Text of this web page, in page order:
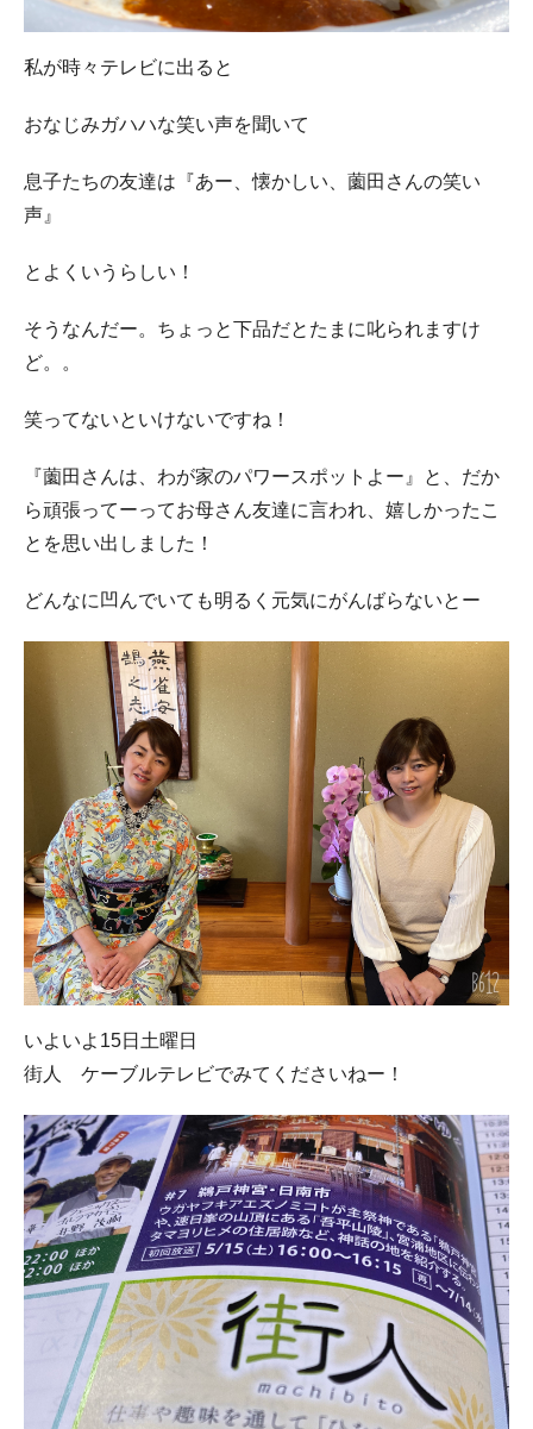
私が時々テレビに出ると
おなじみガハハな笑い声を聞いて
息子たちの友達は『あー、懐かしい、薗田さんの笑い
声』
とよくいうらしい！
そうなんだー。ちょっと下品だとたまに叱られますけ
ど。。
笑ってないといけないですね！
『薗田さんは、わが家のパワースポットよー』と、だか
ら頑張ってーってお母さん友達に言われ、嬉しかったこ
とを思い出しました！
どんなに凹んでいても明るく元気にがんばらないとー
いよいよ15日土曜日
街人 ケーブルテレビでみてくださいねー！